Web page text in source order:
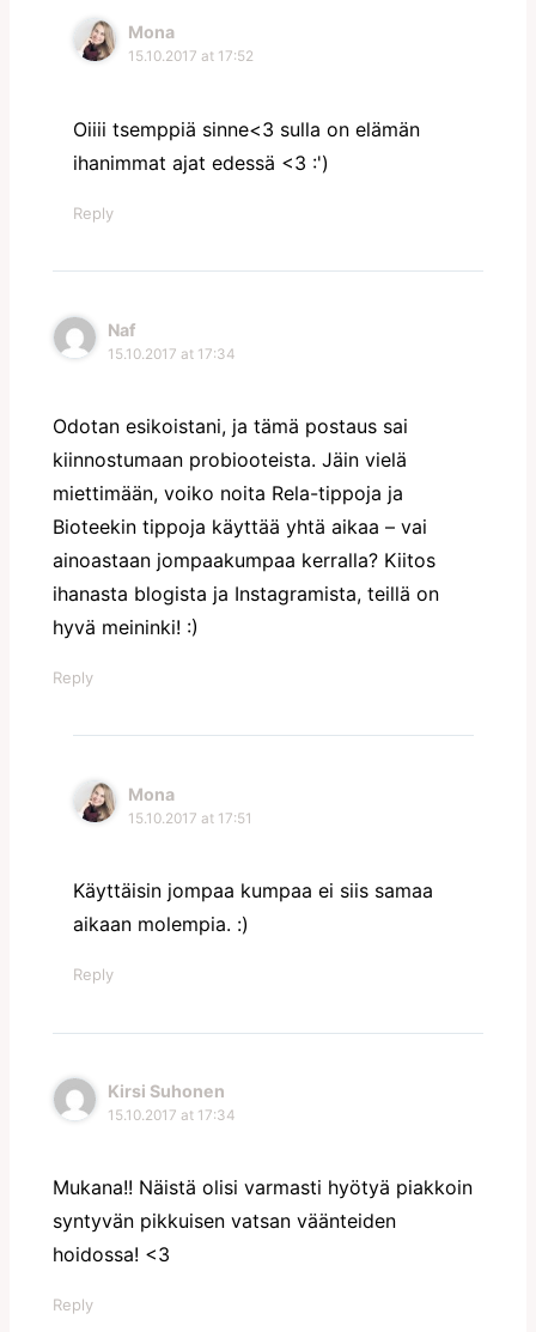
Mona
15.10.2017 at 17:52
Oiiii tsemppiä sinne<3 sulla on elämän
ihanimmat ajat edessä <3 :')
Reply
Naf
15.10.2017 at 17:34
Odotan esikoistani, ja tämä postaus sai
kiinnostumaan probiooteista. Jäin vielä
miettimään, voiko noita Rela-tippoja ja
Bioteekin tippoja käyttää yhtä aikaa – vai
ainoastaan jompaakumpaa kerralla? Kiitos
ihanasta blogista ja Instagramista, teillä on
hyvä meininki! :)
Reply
Mona
15.10.2017 at 17:51
Käyttäisin jompaa kumpaa ei siis samaa
aikaan molempia. :)
Reply
Kirsi Suhonen
15.10.2017 at 17:34
Mukana!! Näistä olisi varmasti hyötyä piakkoin
syntyvän pikkuisen vatsan väänteiden
hoidossa! <3
Reply